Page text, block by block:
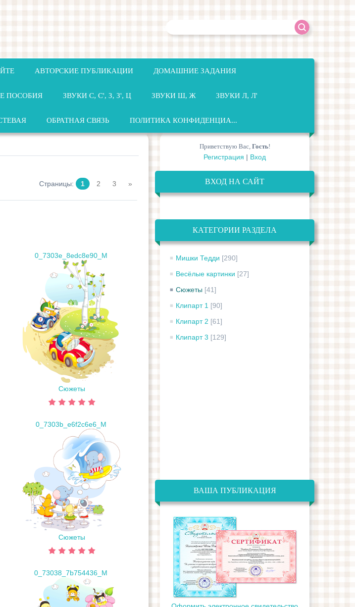
АВТОРСКИЕ ПУБЛИКАЦИИ ДОМАШНИЕ ЗАДАНИЯ
ПОСОБИЯ ЗВУКИ С, С', З, З', Ц ЗВУКИ Ш, Ж ЗВУКИ Л, Л'
ОБРАТНАЯ СВЯЗЬ ПОЛИТИКА КОНФИДЕНЦИА...
Страницы: 1 2 3 »
0_7303e_8edc8e90_M
Сюжеты
0_7303b_e6f2c6e6_M
Сюжеты
0_73038_7b754436_M
Приветствую Вас, Гость!
Регистрация | Вход
ВХОД НА САЙТ
КАТЕГОРИИ РАЗДЕЛА
Мишки Тедди [290]
Весёлые картинки [27]
Сюжеты [41]
Клипарт 1 [90]
Клипарт 2 [61]
Клипарт 3 [129]
ВАША ПУБЛИКАЦИЯ